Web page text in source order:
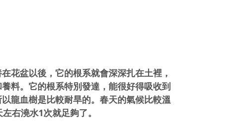
花盆以後，它的根系就會深深扎在土裡，
料。它的根系特別發達，能很好得吸收到
龍血樹是比較耐旱的。春天的氣候比較溫
右澆水1次就足夠了。